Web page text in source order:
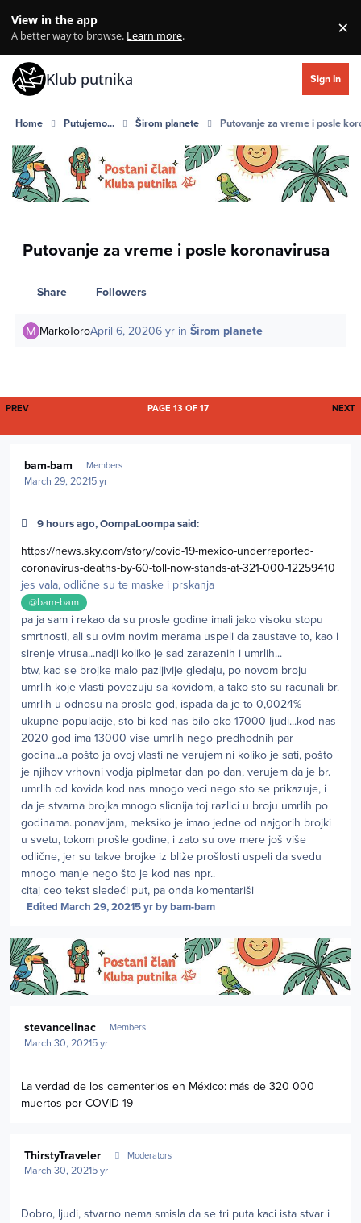
View in the app
A better way to browse. Learn more. ×
Klub putnika Sign In
Home Putujemo... Širom planete Putovanje za vreme i posle
Putovanje za vreme i posle koronavirusa
Share Followers
MarkoToroApril 6, 20206 yr inŠirom planete
FIRST PAGE
PREV NEXT
PAGE 13 OF 17
bam-bam Members
March 29, 20215 yr
9 hours ago, OompaLoompa said:
https://news.sky.com/story/covid-19-mexico-underreported-
coronavirus-deaths-by-60-toll-now-stands-at-321-000-12259410
jes vala, odlične su te maske i prskanja
@bam-bam
pa ja sam i rekao da su prosle godine imali jako visoku stopu
smrtnosti, ali su ovim novim merama uspeli da zaustave to, kao i
sirenje virusa...nadji koliko je sad zarazenih i umrlih...
btw, kad se brojke malo pazljivije gledaju, po novom broju
umrlih koje vlasti povezuju sa kovidom, a tako sto su racunali br.
umrlih u odnosu na prosle god, ispada da je to 0,0024%
ukupne populacije, sto bi kod nas bilo oko 17000 ljudi...kod nas
2020 god ima 13000 vise umrlih nego predhodnih par
godina...a pošto ja ovoj vlasti ne verujem ni koliko je sati, pošto
je njihov vrhovni vodja piplmetar dan po dan, verujem da je br.
umrlih od kovida kod nas mnogo veci nego sto se prikazuje, i
da je stvarna brojka mnogo slicnija toj razlici u broju umrlih po
godinama..ponavljam, meksiko je imao jedne od najgorih brojki
u svetu, tokom prošle godine, i zato su ove mere još više
odlične, jer su takve brojke iz bliže prošlosti uspeli da svedu
mnogo manje nego što je kod nas npr..
citaj ceo tekst sledeći put, pa onda komentariši
Edited March 29, 20215 yrby bam-bam
stevancelinac Members
March 30, 20215 yr
La verdad de los cementerios en México: más de 320 000
muertos por COVID-19
ThirstyTraveler Moderators
March 30, 20215 yr
Dobro, ljudi, stvarno nema smisla da se tri puta kaci ista stvar i